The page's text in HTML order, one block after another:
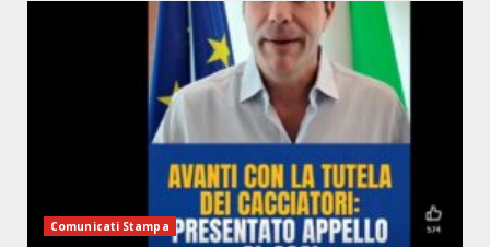
Comunicati Stampa